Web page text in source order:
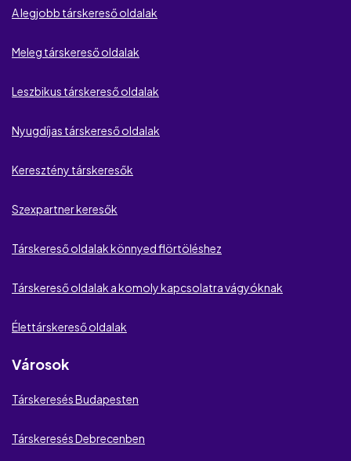
EliteDate
International Cupid
Academic Singles
Housewife Wanted
MilfKereső
Singles 50
A legjobb társkereső oldalak
Meleg társkereső oldalak
Leszbikus társkereső oldalak
Nyugdíjas társkereső oldalak
Keresztény társkeresők
Szexpartner keresők
Társkereső oldalak könnyed flörtöléshez
Társkereső oldalak a komoly kapcsolatra vágyóknak
Élettárskereső oldalak
Városok
Társkeresés Budapesten
Társkeresés Debrecenben